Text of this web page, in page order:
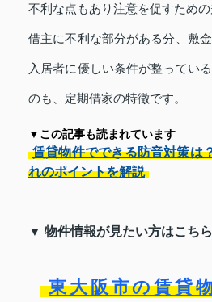
不利な点もあり注意を促すための
借主に不利な部分がある分、敷
入居者に優しい条件が整ってい
のも、定期借家の特徴です。
▼この記事も読まれています
賃貸物件でできる防音対策は
れのポイントを解説
▼ 物件情報が見たい方はこち
東大阪市の賃貸